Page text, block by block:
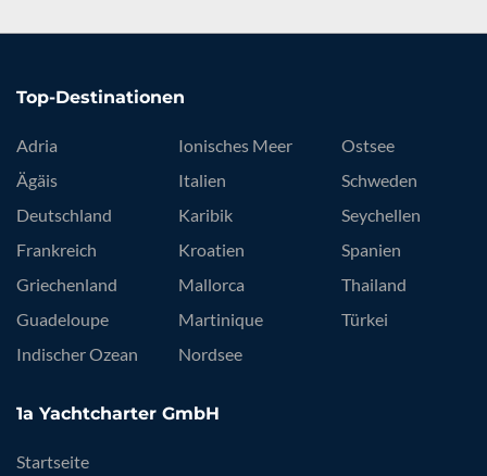
Top-Destinationen
Adria
Ägäis
Deutschland
Frankreich
Griechenland
Guadeloupe
Indischer Ozean
Ionisches Meer
Italien
Karibik
Kroatien
Mallorca
Martinique
Nordsee
Ostsee
Schweden
Seychellen
Spanien
Thailand
Türkei
1a Yachtcharter GmbH
Startseite